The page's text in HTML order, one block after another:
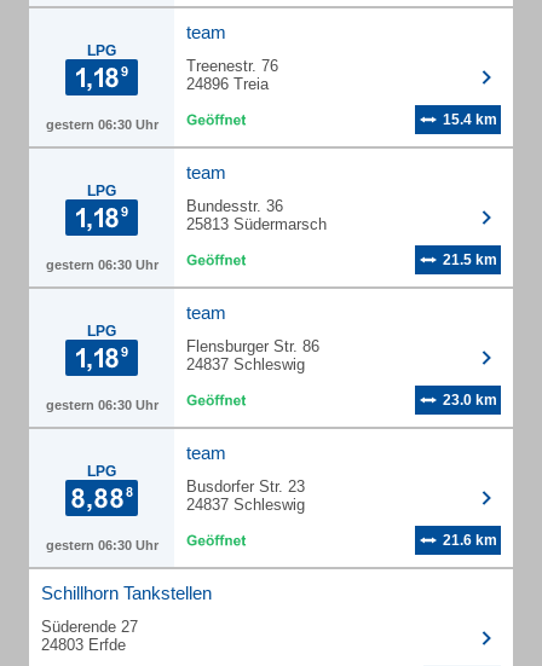
LPG
gestern 06:30 Uhr
team
Treenestr. 76
24896 Treia
15.4 km
LPG
gestern 06:30 Uhr
team
Bundesstr. 36
25813 Südermarsch
21.5 km
LPG
gestern 06:30 Uhr
team
Flensburger Str. 86
24837 Schleswig
23.0 km
LPG
gestern 06:30 Uhr
team
Busdorfer Str. 23
24837 Schleswig
21.6 km
Schillhorn Tankstellen
Süderende 27
24803 Erfde